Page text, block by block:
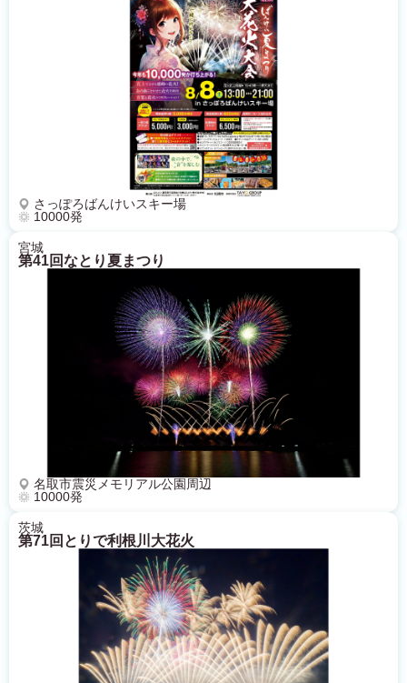
さっぽろばんけいスキー場
10000発
宮城
第41回なとり夏まつり
名取市震災メモリアル公園周辺
10000発
茨城
第71回とりで利根川大花火